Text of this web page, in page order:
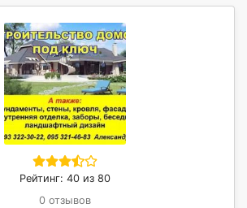
Рейтинг: 40 из 80
0 отзывов